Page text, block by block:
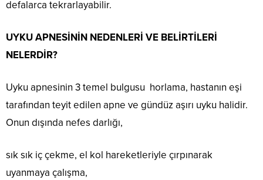
defalarca tekrarlayabilir.
UYKU APNESİNİN NEDENLERİ VE BELİRTİLERİ
NELERDİR?
Uyku apnesinin 3 temel bulgusu horlama, hastanın eşi
tarafından teyit edilen apne ve gündüz aşırı uyku halidir.
Onun dışında nefes darlığı,
sık sık iç çekme, el kol hareketleriyle çırpınarak
uyanmaya çalışma,